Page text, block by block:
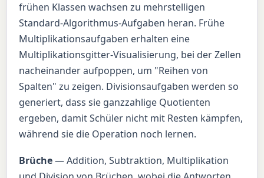
frühen Klassen wachsen zu mehrstelligen
Standard-Algorithmus-Aufgaben heran. Frühe
Multiplikationsaufgaben erhalten eine
Multiplikationsgitter-Visualisierung, bei der Zellen
nacheinander aufpoppen, um "Reihen von
Spalten" zu zeigen. Divisionsaufgaben werden so
generiert, dass sie ganzzahlige Quotienten
ergeben, damit Schüler nicht mit Resten kämpfen,
während sie die Operation noch lernen.
Brüche— Addition, Subtraktion, Multiplikation